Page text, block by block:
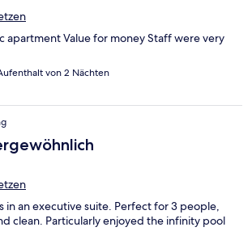
apartment Value for money Staff were very
von 2 Nächten
in an executive suite. Perfect for 3 people,
clean. Particularly enjoyed the infinity pool